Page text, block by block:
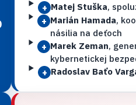
+ Matej Stuška,
+ Marián Hamada,
násilia na deťoch
+ Marek Zeman,
kybernetickej
+ Radoslav Baťo